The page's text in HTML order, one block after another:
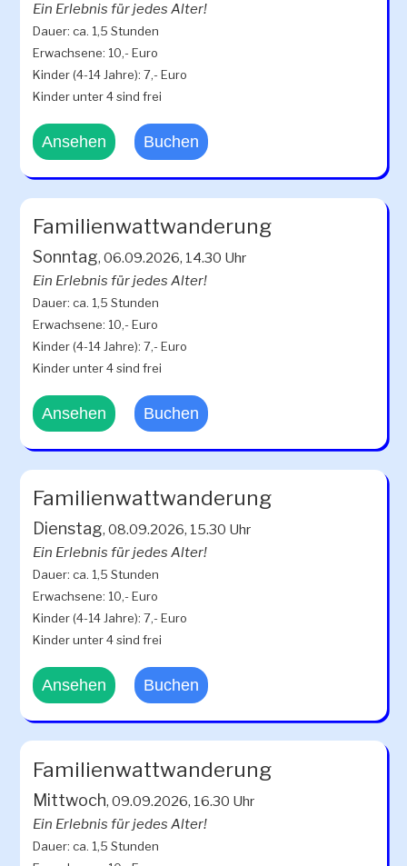
Ein Erlebnis für jedes Alter!
Dauer: ca. 1,5 Stunden
Erwachsene: 10,- Euro
Kinder (4-14 Jahre): 7,- Euro
Kinder unter 4 sind frei
Ansehen Buchen
Familienwattwanderung
Sonntag, 06.09.2026, 14.30 Uhr
Ein Erlebnis für jedes Alter!
Dauer: ca. 1,5 Stunden
Erwachsene: 10,- Euro
Kinder (4-14 Jahre): 7,- Euro
Kinder unter 4 sind frei
Ansehen Buchen
Familienwattwanderung
Dienstag, 08.09.2026, 15.30 Uhr
Ein Erlebnis für jedes Alter!
Dauer: ca. 1,5 Stunden
Erwachsene: 10,- Euro
Kinder (4-14 Jahre): 7,- Euro
Kinder unter 4 sind frei
Ansehen Buchen
Familienwattwanderung
Mittwoch, 09.09.2026, 16.30 Uhr
Ein Erlebnis für jedes Alter!
Dauer: ca. 1,5 Stunden